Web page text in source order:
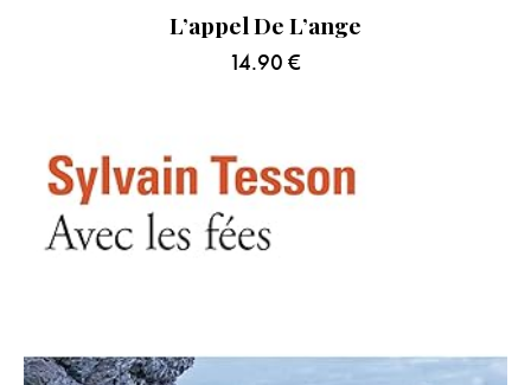
L’appel De L’ange
14.90 €